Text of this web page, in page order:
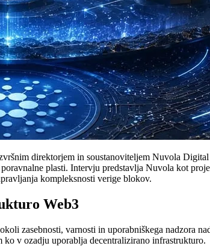
direktorjem in soustanoviteljem Nuvola
plasti. Intervju predstavlja Nuvola kot
kompleksnosti verige blokov.
Web3
zasebnosti, varnosti in uporabniškega nadzora
v ozadju uporablja decentralizirano infrastrukturo.